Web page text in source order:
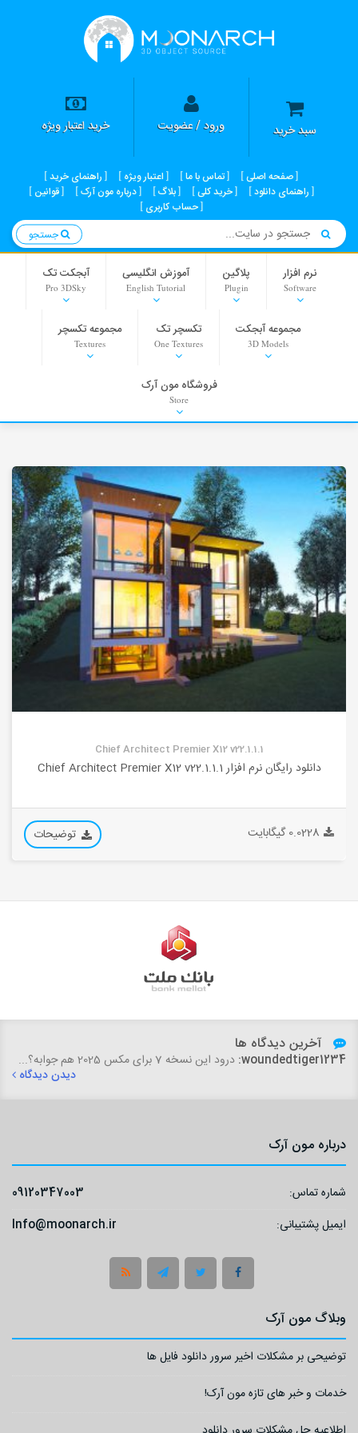
سبد خرید ورود / عضویت خرید اعتبار ویژه
صفحه اصلی تماس با ما اعتبار ویژه
راهنمای خرید
راهنمای دانلود
خرید کلی بلاگ درباره مون آرک
قوانین
حساب کاربری
نرم افزار
Software
پلاگین
Plugin
آموزش انگلیسی
English Tutorial
آبجکت تک
Pro 3DSky
مجموعه آبجکت
3D Models
تکسچر تک
One Textures
مجموعه تکسچر
Textures
PNG-PSD
Background
Stock Images
فروشگاه مون آرک
Store
Chief Architect Premier X12 v22.1.1.1
دانلود رایگان نرم افزار Chief Architect Premier X12 v22.1.1.1
0.0228 گیگابایت توضیحات
آخرین دیدگاه ها
woundedtiger1234: درود این نسخه 7 برای مکس 2025 هم جوابه؟...
دیدن دیدگاه
درباره مون آرک
شماره تماس:
09120347003
ایمیل پشتیبانی:
Info@moonarch.ir
وبلاگ مون آرک
توضیحی بر مشکلات اخیر سرور دانلود فایل ها
خدمات و خبر های تازه مون آرک!